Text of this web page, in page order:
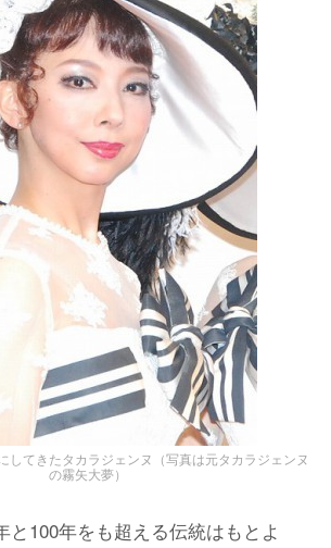
してきたタカラジェンヌ（写真は元タカラジェンヌ
の霧矢大夢）
100年をも超える伝統はもとよ